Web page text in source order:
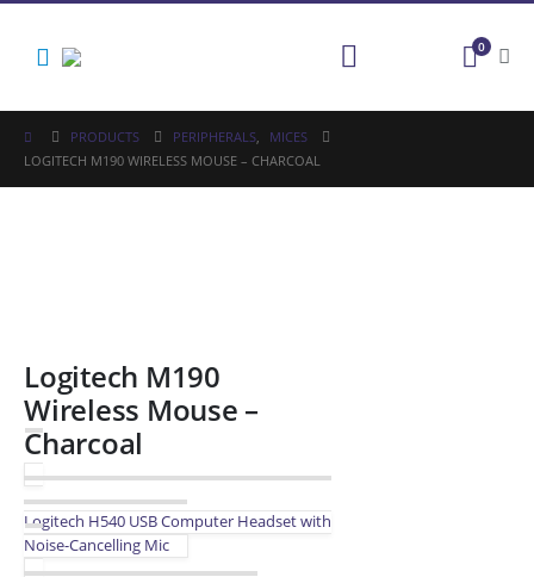
0
PRODUCTS PERIPHERALS,
MICES
LOGITECH M190 WIRELESS MOUSE – CHARCOAL
Logitech M190
Wireless Mouse –
Charcoal
Logitech H540 USB Computer Headset with
Noise-Cancelling Mic